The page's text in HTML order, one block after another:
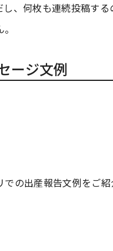
、何枚も連続投稿す
ージ文例
の出産報告文例をご紹